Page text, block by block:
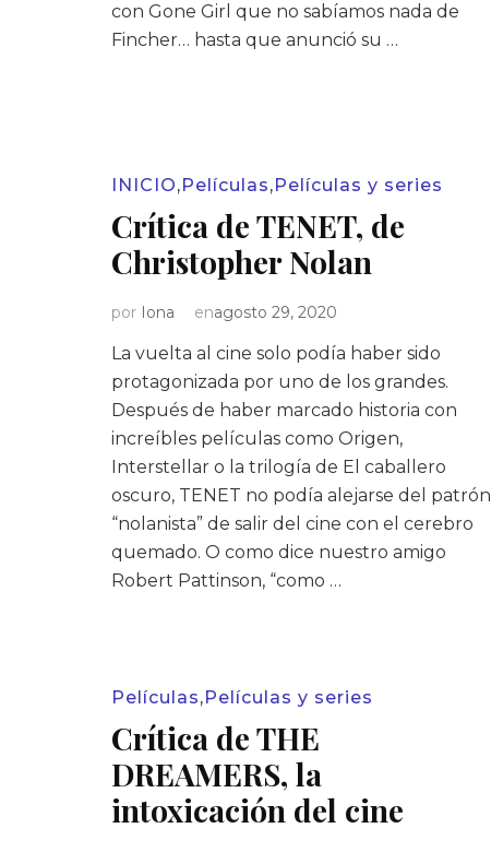
con Gone Girl que no sabíamos nada de
Fincher… hasta que anunció su …
INICIO, Películas, Películas y series
Crítica de TENET, de
Christopher Nolan
por Iona enagosto 29, 2020
La vuelta al cine solo podía haber sido
protagonizada por uno de los grandes.
Después de haber marcado historia con
increíbles películas como Origen,
Interstellar o la trilogía de El caballero
oscuro, TENET no podía alejarse del patrón
“nolanista” de salir del cine con el cerebro
quemado. O como dice nuestro amigo
Robert Pattinson, “como …
Películas, Películas y series
Crítica de THE
DREAMERS, la
intoxicación del cine